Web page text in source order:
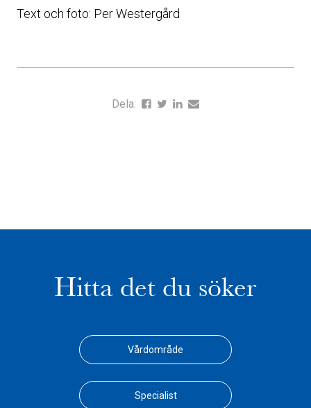
Text och foto: Per Westergård
Dela:
Hitta det du söker
Vårdområde
Specialist